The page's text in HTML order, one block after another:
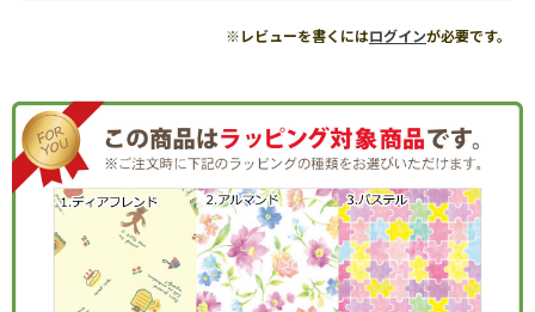
※レビューを書くにはログインが必要です。